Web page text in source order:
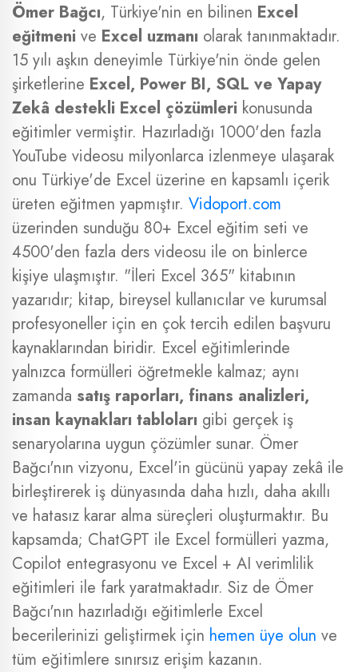
Ömer Bağcı, Türkiye'nin en bilinen Excel
eğitmeni ve Excel uzmanı olarak tanınmaktadır.
15 yılı aşkın deneyimle Türkiye'nin önde gelen
şirketlerine Excel, Power BI, SQL ve Yapay
Zekâ destekli Excel çözümleri konusunda
eğitimler vermiştir. Hazırladığı 1000'den fazla
YouTube videosu milyonlarca izlenmeye ulaşarak
onu Türkiye'de Excel üzerine en kapsamlı içerik
üreten eğitmen yapmıştır. Vidoport.com
üzerinden sunduğu 80+ Excel eğitim seti ve
4500'den fazla ders videosu ile on binlerce
kişiye ulaşmıştır. "İleri Excel 365" kitabının
yazarıdır; kitap, bireysel kullanıcılar ve kurumsal
profesyoneller için en çok tercih edilen başvuru
kaynaklarından biridir. Excel eğitimlerinde
yalnızca formülleri öğretmekle kalmaz; aynı
zamanda satış raporları, finans analizleri,
insan kaynakları tabloları gibi gerçek iş
senaryolarına uygun çözümler sunar. Ömer
Bağcı'nın vizyonu, Excel'in gücünü yapay zekâ ile
birleştirerek iş dünyasında daha hızlı, daha akıllı
ve hatasız karar alma süreçleri oluşturmaktır. Bu
kapsamda; ChatGPT ile Excel formülleri yazma,
Copilot entegrasyonu ve Excel + AI verimlilik
eğitimleri ile fark yaratmaktadır. Siz de Ömer
Bağcı'nın hazırladığı eğitimlerle Excel
becerilerinizi geliştirmek için hemen üye olun ve
tüm eğitimlere sınırsız erişim kazanın.